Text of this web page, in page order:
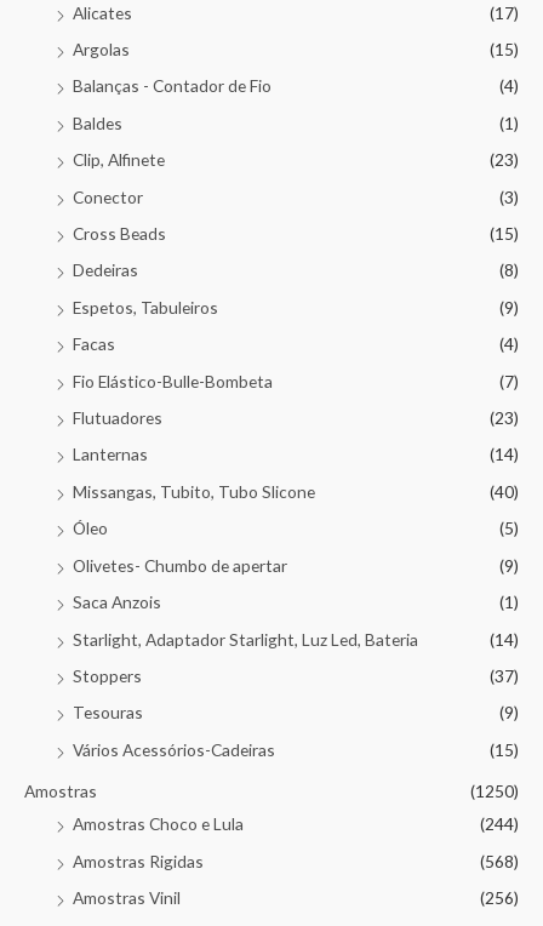
Alicates
(17)
Argolas
(15)
Balanças - Contador de Fio
(4)
Baldes
(1)
Clip, Alfinete
(23)
Conector
(3)
Cross Beads
(15)
Dedeiras
(8)
Espetos, Tabuleiros
(9)
Facas
(4)
Fio Elástico-Bulle-Bombeta
(7)
Flutuadores
(23)
Lanternas
(14)
Missangas, Tubito, Tubo Slicone
(40)
Óleo
(5)
Olivetes- Chumbo de apertar
(9)
Saca Anzois
(1)
Starlight, Adaptador Starlight, Luz Led, Bateria
(14)
Stoppers
(37)
Tesouras
(9)
Vários Acessórios-Cadeiras
(15)
Amostras
(1250)
Amostras Choco e Lula
(244)
Amostras Rigidas
(568)
Amostras Vinil
(256)